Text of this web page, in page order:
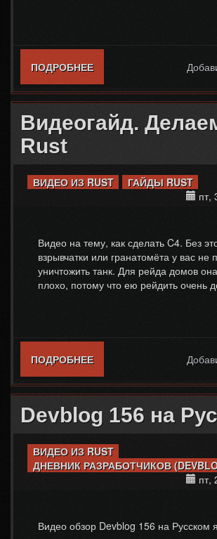
ПОДРОБНЕЕО КАК СДЕЛАТЬ КАРТУ.
RUST. ВИДЕОГАЙД
Видеогайд.
Rust
ВИДЕО ИЗ RUST
ГАЙДЫ RUST
пт,
Видео на тему, как сделать C4. Без
взрывчатки или гранатомёта у вас не
уничтожить танк. Для рейда домов
плохо, потому что ею рейдить очень
ПОДРОБНЕЕО ВИДЕОГАЙД. ДЕЛАЕМ
Devblog 156 на
ВИДЕО ИЗ RUST
ДНЕВНИК РАЗРАБОТЧИКОВ
пт,
Видео обзор Devblog 156 на Русском